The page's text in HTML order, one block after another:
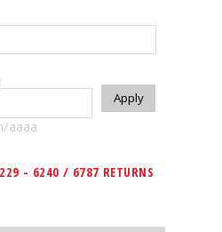
aaaa
- 6240 / 6787 RETURNS